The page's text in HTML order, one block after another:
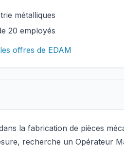
métalliques
20 employés
offres de EDAM
la fabrication de pièces
recherche un Opérateur